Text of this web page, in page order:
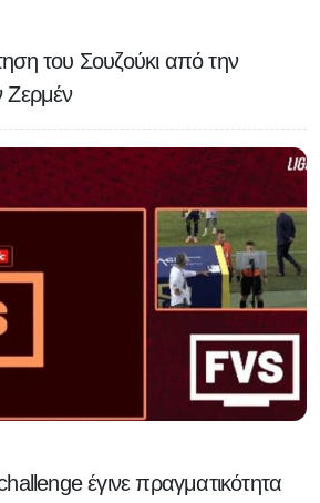
του Σουζούκι από την
Ζερμέν
έγινε πραγματικότητα